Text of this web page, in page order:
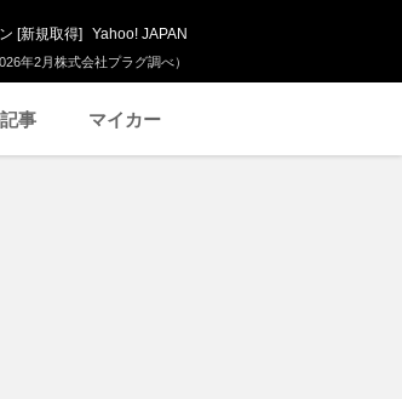
年2月株式会社プラグ調べ）
[新規取得] Yahoo! JAPAN
事 マイカー